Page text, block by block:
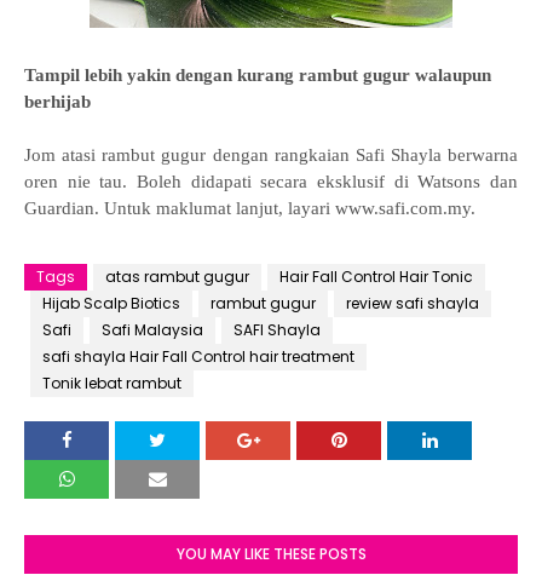
Tampil lebih yakin dengan kurang rambut gugur walaupun
berhijab
Jom atasi rambut gugur dengan rangkaian Safi Shayla berwarna
oren nie tau. Boleh didapati secara eksklusif di Watsons dan
Guardian. Untuk maklumat lanjut, layari www.safi.com.my.
Tags atas rambut gugur
Hair Fall Control Hair Tonic
Hijab Scalp Biotics
rambut gugur
review safi shayla
Safi
Safi Malaysia
SAFI Shayla
safi shayla Hair Fall Control hair treatment
Tonik lebat rambut
YOU MAY LIKE THESE POSTS